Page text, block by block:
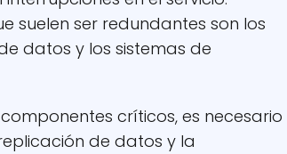
suelen ser redundantes son los
datos y los sistemas de
críticos, es necesario
de datos y la